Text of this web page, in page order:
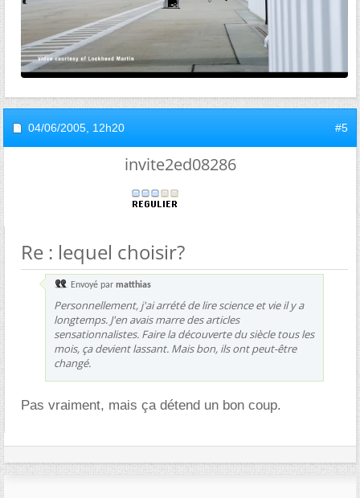
04/06/2005, 12h20 #5
invite2ed08286
Re : lequel choisir?
Envoyé par matthias
Personnellement, j'ai arrété de lire science et vie il y a
longtemps. J'en avais marre des articles
sensationnalistes. Faire la découverte du siècle tous les
mois, ça devient lassant. Mais bon, ils ont peut-être
changé.
Pas vraiment, mais ça détend un bon coup.